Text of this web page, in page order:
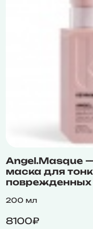
Angel.Masque
маска для
поврежденных
200 мл
8100₽